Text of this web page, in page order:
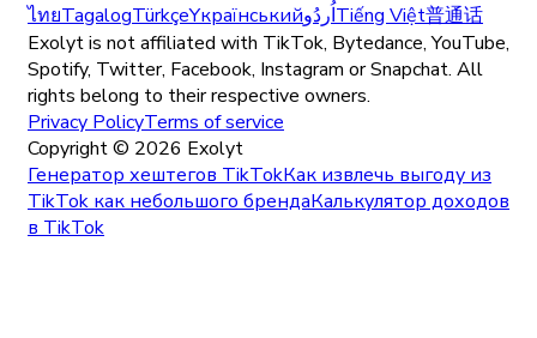
ไทยTagalogTürkçeYкраїнськийاُردُوTiếng Việt普通话
Exolyt is not affiliated with TikTok, Bytedance, YouTube,
Spotify, Twitter, Facebook, Instagram or Snapchat. All
rights belong to their respective owners.
Privacy PolicyTerms of service
Copyright © 2026 Exolyt
Генератор хештегов TikTokКак извлечь выгоду из
TikTok как небольшого брендаКалькулятор доходов
в TikTok